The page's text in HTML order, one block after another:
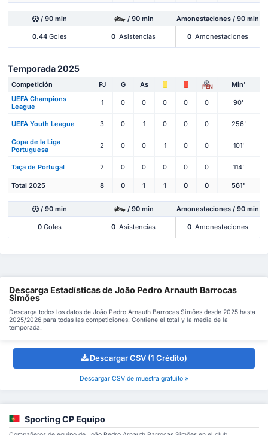
/ 90 min / 90 min Amonestaciones / 90 min
0.44 Goles 0 Asistencias 0 Amonestaciones
Temporada 2025
Competición PJ G As PEN
Min'
UEFA Champions
League
1 0 0 0 0 0 90'
UEFA Youth League 3 0 1 0 0 0 256'
Copa de la Liga
Portuguesa
2 0 0 1 0 0 101'
Taça de Portugal 2 0 0 0 0 0 114'
Total 2025 8 0 1 1 0 0 561'
/ 90 min / 90 min Amonestaciones / 90 min
0 Goles 0 Asistencias 0 Amonestaciones
Descarga Estadísticas de João Pedro Arnauth Barrocas
Simões
Descarga todos los datos de João Pedro Arnauth Barrocas Simões desde 2025 hasta
2025/2026 para todas las competiciones. Contiene el total y la media de la
temporada.
Descargar CSV (1 Crédito)
Descargar CSV de muestra gratuito »
Sporting CP Equipo